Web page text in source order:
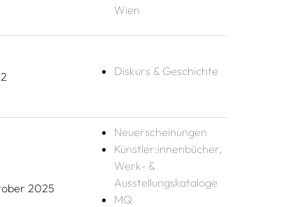
Wien
Diskurs & Geschichte
2025
Neuerscheinungen
Künstler:innenbücher,
Werk- &
Ausstellungskataloge
MQ